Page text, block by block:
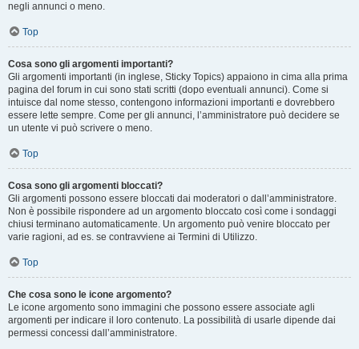
negli annunci o meno.
Top
Cosa sono gli argomenti importanti?
Gli argomenti importanti (in inglese, Sticky Topics) appaiono in cima alla prima
pagina del forum in cui sono stati scritti (dopo eventuali annunci). Come si
intuisce dal nome stesso, contengono informazioni importanti e dovrebbero
essere lette sempre. Come per gli annunci, l’amministratore può decidere se
un utente vi può scrivere o meno.
Top
Cosa sono gli argomenti bloccati?
Gli argomenti possono essere bloccati dai moderatori o dall’amministratore.
Non è possibile rispondere ad un argomento bloccato così come i sondaggi
chiusi terminano automaticamente. Un argomento può venire bloccato per
varie ragioni, ad es. se contravviene ai Termini di Utilizzo.
Top
Che cosa sono le icone argomento?
Le icone argomento sono immagini che possono essere associate agli
argomenti per indicare il loro contenuto. La possibilità di usarle dipende dai
permessi concessi dall’amministratore.